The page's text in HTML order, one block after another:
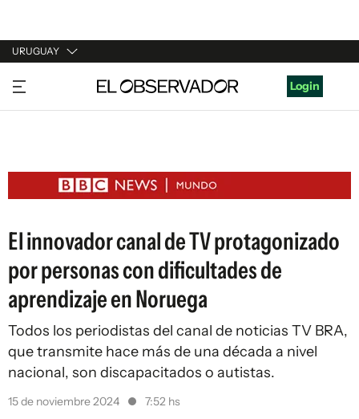
URUGUAY
URUGUAY
ARGENTINA
ESTADOS UNIDOS
Login
El innovador canal de TV protagonizado
por personas con dificultades de
aprendizaje en Noruega
Todos los periodistas del canal de noticias TV BRA,
que transmite hace más de una década a nivel
nacional, son discapacitados o autistas.
15 de noviembre 2024 7:52 hs